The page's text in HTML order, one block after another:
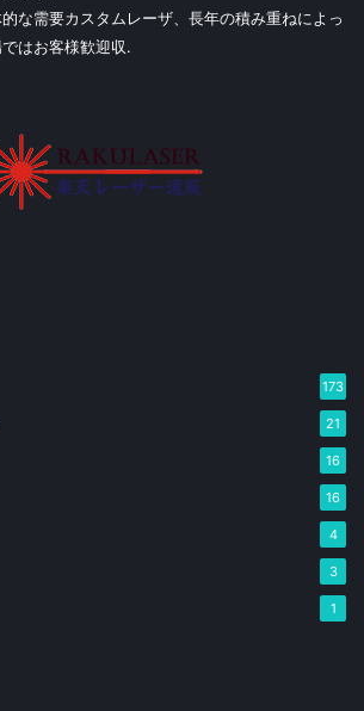
な需要カスタムレーザ、長年の積み重ねによっ
はお客様歓迎収.
173
21
16
16
4
3
1